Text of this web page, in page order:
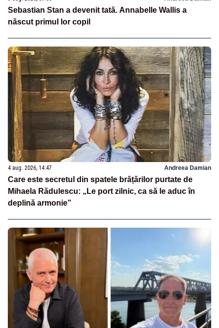
Sebastian Stan a devenit tată. Annabelle Wallis a
născut primul lor copil
4 aug. 2026, 14:47 Andreea Damian
Care este secretul din spatele brățărilor purtate de
Mihaela Rădulescu: „Le port zilnic, ca să le aduc în
deplină armonie”